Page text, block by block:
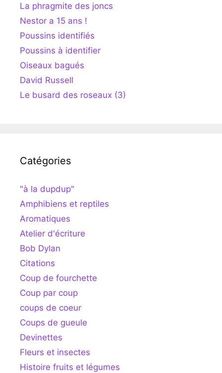
La phragmite des joncs
Nestor a 15 ans !
Poussins identifiés
Poussins à identifier
Oiseaux bagués
David Russell
Le busard des roseaux (3)
Catégories
"à la dupdup"
Amphibiens et reptiles
Aromatiques
Atelier d'écriture
Bob Dylan
Citations
Coup de fourchette
Coup par coup
coups de coeur
Coups de gueule
Devinettes
Fleurs et insectes
Histoire fruits et légumes